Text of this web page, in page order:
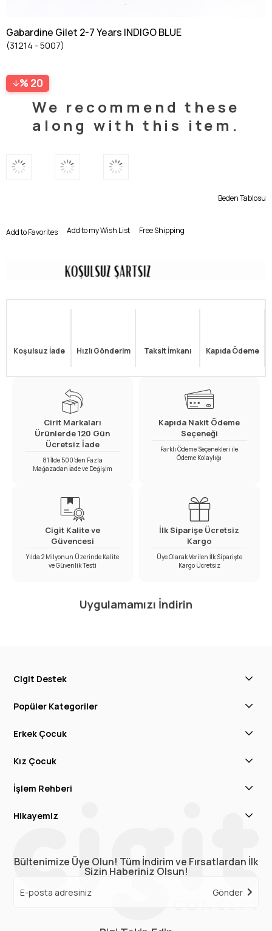
Gabardine Gilet 2-7 Years INDIGO BLUE
(31214 - 5007)
20
We recommend these
along with this item.
Beden Tablosu
Add to Favorites Add to my Wish List Free Shipping
Koşulsuz İade Hızlı Gönderim Taksit İmkanı Kapıda Ödeme
Cirit Markaları
Ürünlerde 120 Gün
Ücretsiz İade
81 İlde 500’den Fazla
Mağazadan İade ve Değişim
Kapıda Nakit Ödeme
Seçeneği
Farklı Ödeme Seçenekleri ile
Ödeme Kolaylığı
Cigit Kalite ve
Güvencesi
Yılda 2 Milyonun Üzerinde Kalite
ve Güvenlik Testi
İlk Siparişe Ücretsiz
Kargo
Üye Olarak Verilen İlk Siparişte
Kargo Ücretsiz
Uygulamamızı İndirin
Cigit Destek
Popüler Kategoriler
Erkek Çocuk
Kız Çocuk
İşlem Rehberi
Hikayemiz
Bültenimize Üye Olun! Tüm İndirim ve Fırsatlardan İlk
Sizin Haberiniz Olsun!
Gönder